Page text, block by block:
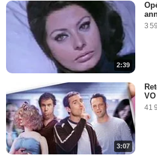
2:39
3
3:07
VO
41